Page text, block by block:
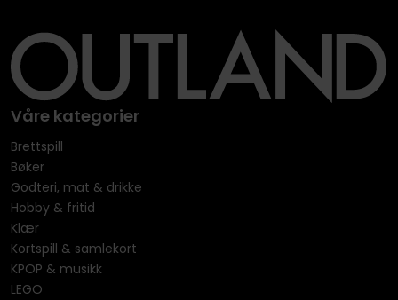
Våre kategorier
Brettspill
Bøker
Godteri, mat & drikke
Hobby & fritid
Klær
Kortspill & samlekort
KPOP & musikk
LEGO